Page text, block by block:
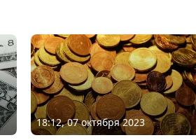
18:12, 07 октября 2023